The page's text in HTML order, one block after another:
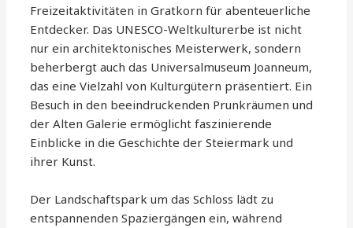
Freizeitaktivitäten in Gratkorn für abenteuerliche
Entdecker. Das UNESCO-Weltkulturerbe ist nicht
nur ein architektonisches Meisterwerk, sondern
beherbergt auch das Universalmuseum Joanneum,
das eine Vielzahl von Kulturgütern präsentiert. Ein
Besuch in den beeindruckenden Prunkräumen und
der Alten Galerie ermöglicht faszinierende
Einblicke in die Geschichte der Steiermark und
ihrer Kunst.
Der Landschaftspark um das Schloss lädt zu
entspannenden Spaziergängen ein, während